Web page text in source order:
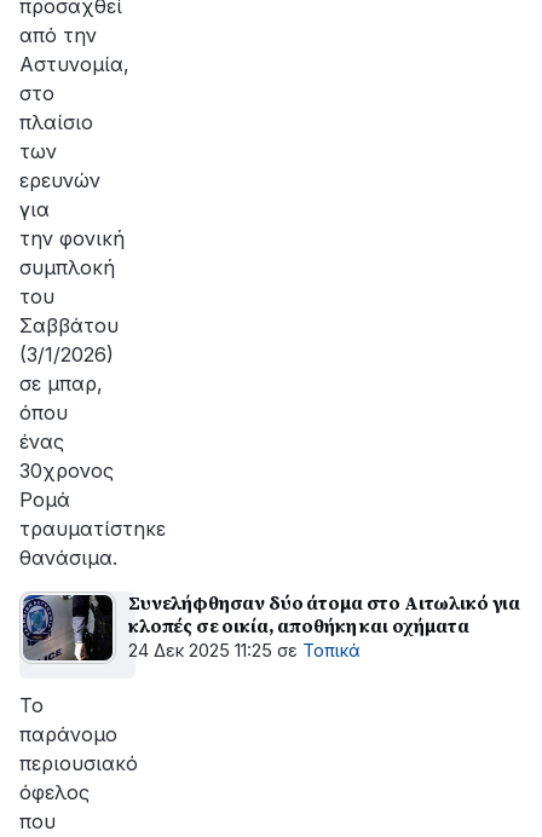
προσαχθεί
από την
Αστυνομία,
στο
πλαίσιο
των
ερευνών
για
την φονική
συμπλοκή
του
Σαββάτου
(3/1/2026)
σε μπαρ,
όπου
ένας
30χρονος
Ρομά
τραυματίστηκε
θανάσιμα.
Συνελήφθησαν δύο άτομα στο Αιτωλικό για
κλοπές σε οικία, αποθήκη και οχήματα
24 Δεκ 2025 11:25 σε Τοπικά
Το
παράνομο
περιουσιακό
όφελος
που